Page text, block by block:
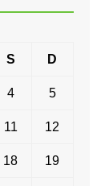
S D
4 5
11 12
18 19